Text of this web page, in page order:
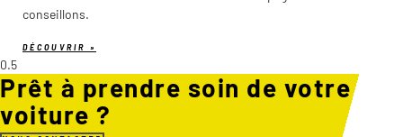
conseillons.
DÉCOUVRIR »
Prêt à prendre soin de votre
voiture ?